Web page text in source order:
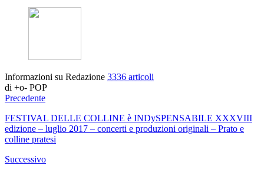
Informazioni su Redazione 3336 articoli
di +o- POP
Precedente
FESTIVAL DELLE COLLINE è INDySPENSABILE XXXVIII
edizione – luglio 2017 – concerti e produzioni originali – Prato e
colline pratesi
Successivo